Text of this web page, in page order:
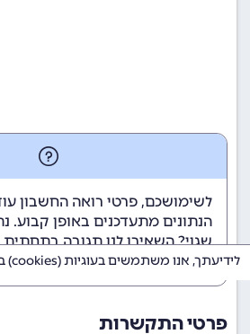
לשימושכם, פרטי רואה החשבון
הנתונים מתעדכנים באופן קבוע.
שגוי? השאירו לנו תגובה בתחתית
לטפל בבעיה בהקדם.
פרטי התקשרות
לידיעתך, אנו משתמשים בעוגיות (cookies) באתר זה.